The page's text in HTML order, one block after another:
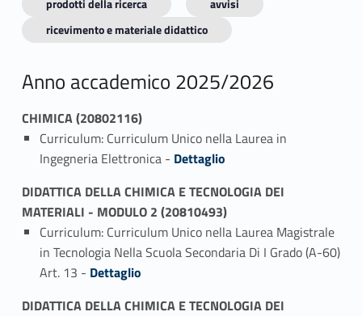
prodotti della ricerca
avvisi
ricevimento e materiale didattico
Anno accademico 2025/2026
CHIMICA (20802116)
Curriculum: Curriculum Unico nella Laurea in
Ingegneria Elettronica - Link identifier #identifier_person_185130-1
Dettaglio
DIDATTICA DELLA CHIMICA E TECNOLOGIA DEI
MATERIALI - MODULO 2 (20810493)
Curriculum: Curriculum Unico nella Laurea Magistrale
in Tecnologia Nella Scuola Secondaria Di I Grado (A-60)
Art. 13 - Link identifier #identifier_person_122985-1
Dettaglio
DIDATTICA DELLA CHIMICA E TECNOLOGIA DEI